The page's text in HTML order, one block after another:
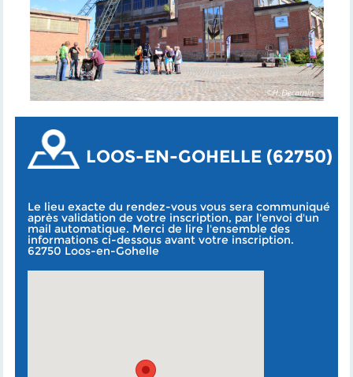
LOOS-EN-GOHELLE (62750)
Le lieu exacte du rendez-vous vous sera communiqué
après validation de votre inscription, par l'envoi d'un
mail automatique. Merci de lire l'ensemble des
informations ci-dessous avant votre inscription.
62750 Loos-en-Gohelle